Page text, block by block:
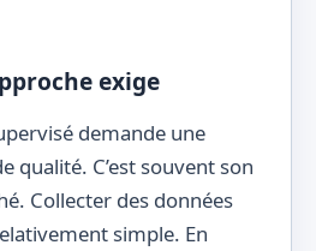
exige
demande une
qualité. C’est souvent son
Collecter des données
simple. En